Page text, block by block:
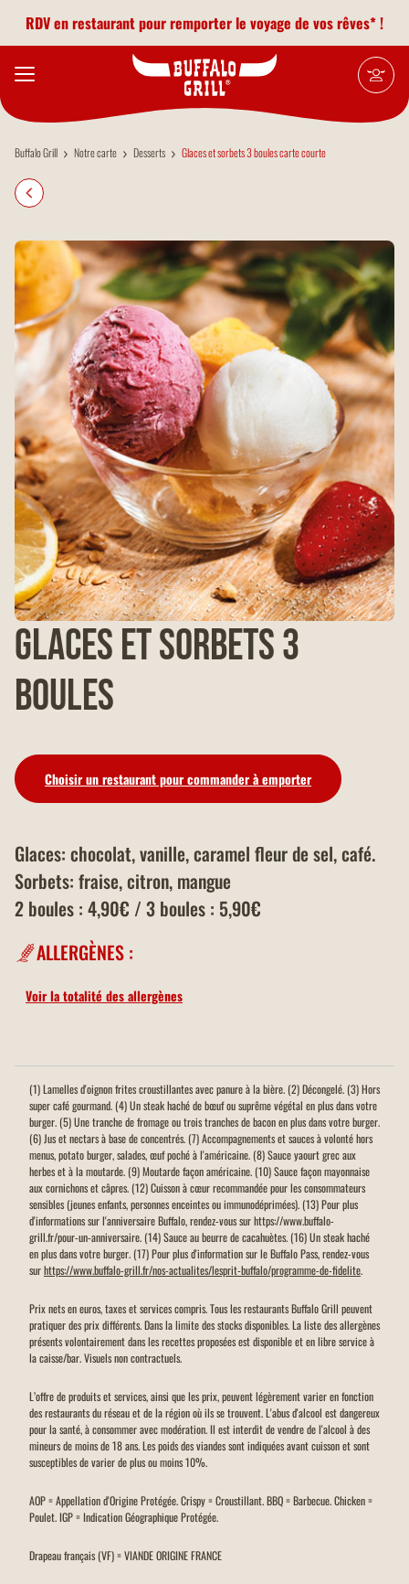
RDV en restaurant pour remporter le voyage de vos rêves* !
Buffalo Grill Notre carte Desserts Glaces et sorbets 3 boules carte courte
Glaces et Sorbets 3
boules
Choisir un restaurant pour commander à emporter
Glaces: chocolat, vanille, caramel fleur de sel, café.
Sorbets: fraise, citron, mangue
2 boules : 4,90€ / 3 boules : 5,90€
ALLERGÈNES :
Voir la totalité des allergènes
(1) Lamelles d'oignon frites croustillantes avec panure à la bière. (2) Décongelé. (3) Hors
super café gourmand. (4) Un steak haché de bœuf ou suprême végétal en plus dans votre
burger. (5) Une tranche de fromage ou trois tranches de bacon en plus dans votre burger.
(6) Jus et nectars à base de concentrés. (7) Accompagnements et sauces à volonté hors
menus, potato burger, salades, œuf poché à l'américaine. (8) Sauce yaourt grec aux
herbes et à la moutarde. (9) Moutarde façon américaine. (10) Sauce façon mayonnaise
aux cornichons et câpres. (12) Cuisson à cœur recommandée pour les consommateurs
sensibles (jeunes enfants, personnes enceintes ou immunodéprimées). (13) Pour plus
d'informations sur l'anniversaire Buffalo, rendez-vous sur https://www.buffalo-
grill.fr/pour-un-anniversaire. (14) Sauce au beurre de cacahuètes. (16) Un steak haché
en plus dans votre burger. (17) Pour plus d'information sur le Buffalo Pass, rendez-vous
surhttps://www.buffalo-grill.fr/nos-actualites/lesprit-buffalo/programme-de-fidelite.
Prix nets en euros, taxes et services compris. Tous les restaurants Buffalo Grill peuvent
pratiquer des prix différents. Dans la limite des stocks disponibles. La liste des allergènes
présents volontairement dans les recettes proposées est disponible et en libre service à
la caisse/bar. Visuels non contractuels.
L’offre de produits et services, ainsi que les prix, peuvent légèrement varier en fonction
des restaurants du réseau et de la région où ils se trouvent. L'abus d'alcool est dangereux
pour la santé, à consommer avec modération. Il est interdit de vendre de l'alcool à des
mineurs de moins de 18 ans. Les poids des viandes sont indiquées avant cuisson et sont
susceptibles de varier de plus ou moins 10%.
AOP = Appellation d'Origine Protégée. Crispy = Croustillant. BBQ = Barbecue. Chicken =
Poulet. IGP = Indication Géographique Protégée.
Drapeau français (VF) = VIANDE ORIGINE FRANCE